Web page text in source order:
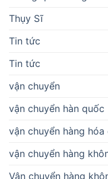
Thụy Sĩ
Tin tức
Tin tức
vận chuyển
vận chuyển hàn quốc
vận chuyển hàng
vận chuyển hàng
Vận chuyển hàng